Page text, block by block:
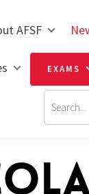
AFSF
EXAMS